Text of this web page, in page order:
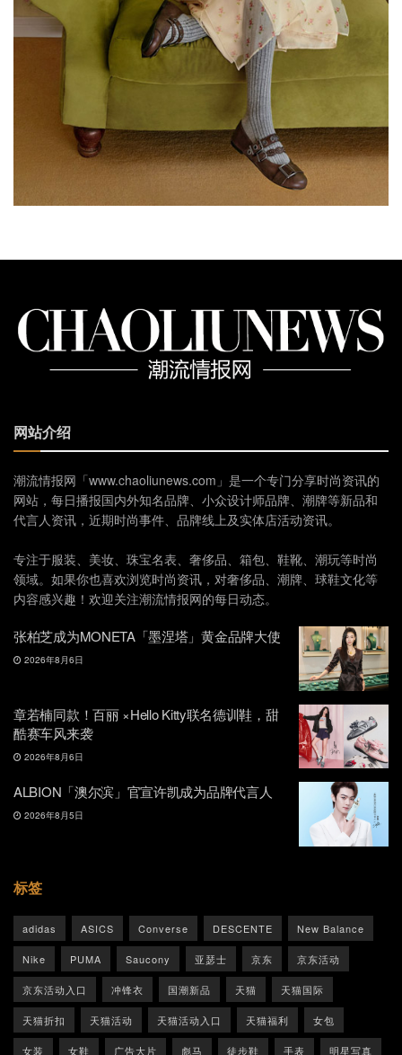
网站介绍
潮流情报网「www.chaoliunews.com」是一个专门分享时尚资讯的
网站，每日播报国内外知名品牌、小众设计师品牌、潮牌等新品和
代言人资讯，近期时尚事件、品牌线上及实体店活动资讯。
专注于服装、美妆、珠宝名表、奢侈品、箱包、鞋靴、潮玩等时尚
领域。如果你也喜欢浏览时尚资讯，对奢侈品、潮牌、球鞋文化等
内容感兴趣！欢迎关注潮流情报网的每日动态。
张柏芝成为MONETA「墨涅塔」黄金品牌大使
2026年8月6日
章若楠同款！百丽 ×Hello Kitty联名德训鞋，甜
酷赛车风来袭
2026年8月6日
ALBION「澳尔滨」官宣许凯成为品牌代言人
2026年8月5日
标签
adidas ASICS Converse DESCENTE New Balance
Nike PUMA Saucony 亚瑟士 京东 京东活动
京东活动入口 冲锋衣 国潮新品 天猫 天猫国际
天猫折扣 天猫活动 天猫活动入口 天猫福利 女包
女装 女鞋 广告大片 彪马 徒步鞋 手表 明星写真